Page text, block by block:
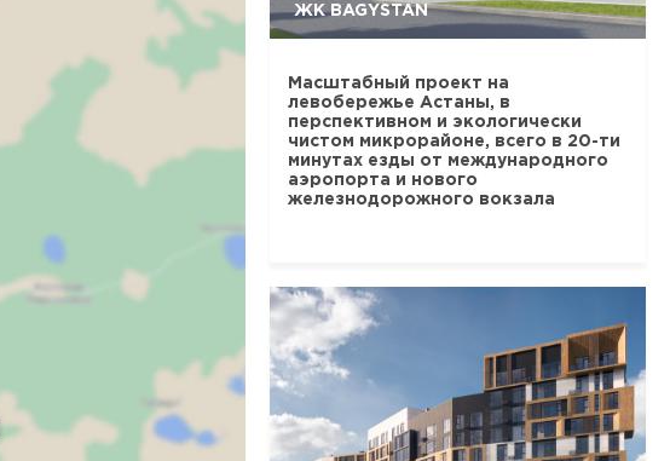
ЖК BAGYSTAN
Масштабный проект на
левобережье Астаны, в
перспективном и экологически
чистом микрорайоне, всего в 20-ти
минутах езды от международного
аэропорта и нового
железнодорожного вокзала